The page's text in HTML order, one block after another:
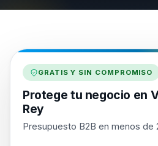
GRATIS Y SIN COMPROMISO
Protege tu negocio en
Rey
Presupuesto B2B en menos de